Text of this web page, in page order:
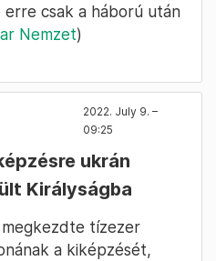
csak a háború után
Nemzet)
2022. July 9. –
09:25
ukrán
Királyságba
tízezer
a kiképzését,